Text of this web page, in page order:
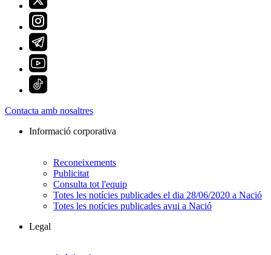
Contacta amb nosaltres
Informació corporativa
Reconeixements
Publicitat
Consulta tot l'equip
Totes les notícies publicades el dia 28/06/2020 a Nació
Totes les notícies publicades avui a Nació
Legal